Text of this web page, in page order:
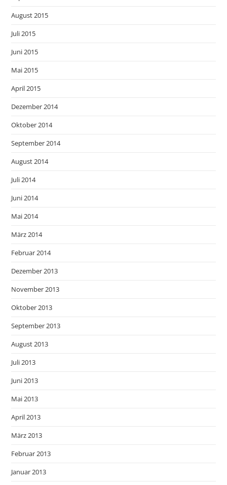
August 2015
Juli 2015
Juni 2015
Mai 2015
April 2015
Dezember 2014
Oktober 2014
September 2014
August 2014
Juli 2014
Juni 2014
Mai 2014
März 2014
Februar 2014
Dezember 2013
November 2013
Oktober 2013
September 2013
August 2013
Juli 2013
Juni 2013
Mai 2013
April 2013
März 2013
Februar 2013
Januar 2013